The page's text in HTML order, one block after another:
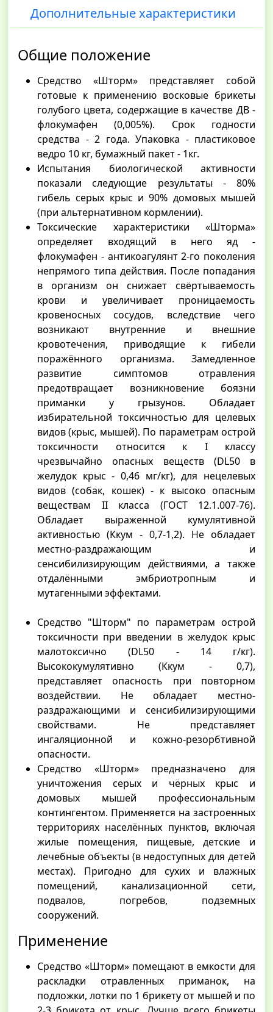
Дополнительные характеристики
Общие положение
Средство «Шторм» представляет собой
готовые к применению восковые брикеты
голубого цвета, содержащие в качестве ДВ -
флокумафен (0,005%). Срок годности
средства - 2 года. Упаковка - пластиковое
ведро 10 кг, бумажный пакет - 1кг.
Испытания биологической активности
показали следующие результаты - 80%
гибель серых крыс и 90% домовых мышей
(при альтернативном кормлении).
Токсические характеристики «Шторма»
определяет входящий в него яд -
флокумафен - антикоагулянт 2-го поколения
непрямого типа действия. После попадания
в организм он снижает свёртываемость
крови и увеличивает проницаемость
кровеносных сосудов, вследствие чего
возникают внутренние и внешние
кровотечения, приводящие к гибели
поражённого организма. Замедленное
развитие симптомов отравления
предотвращает возникновение боязни
приманки у грызунов. Обладает
избирательной токсичностью для целевых
видов (крыс, мышей). По параметрам острой
токсичности относится к I классу
чрезвычайно опасных веществ (DL50 в
желудок крыс - 0,46 мг/кг), для нецелевых
видов (собак, кошек) - к высоко опасным
веществам II класса (ГОСТ 12.1.007-76).
Обладает выраженной кумулятивной
активностью (Ккум - 0,7-1,2). Не обладает
местно-раздражающим и
сенсибилизирующим действиями, а также
отдалёнными эмбриотропным и
мутагенными эффектами.
Средство "Шторм" по параметрам острой
токсичности при введении в желудок крыс
малотоксично (DL50 - 14 г/кг).
Высококумулятивно (Ккум - 0,7),
представляет опасность при повторном
воздействии. Не обладает местно-
раздражающими и сенсибилизирующими
свойствами. Не представляет
ингаляционной и кожно-резорбтивной
опасности.
Средство «Шторм» предназначено для
уничтожения серых и чёрных крыс и
домовых мышей профессиональным
контингентом. Применяется на застроенных
территориях населённых пунктов, включая
жилые помещения, пищевые, детские и
лечебные объекты (в недоступных для детей
местах). Пригодно для сухих и влажных
помещений, канализационной сети,
подвалов, погребов, подземных
сооружений.
Применение
Средство «Шторм» помещают в емкости для
раскладки отравленных приманок, на
подложки, лотки по 1 брикету от мышей и по